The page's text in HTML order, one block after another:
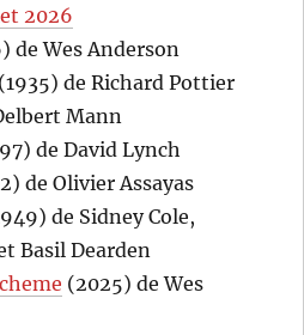
2026
de Wes Anderson
(1935) de Richard Pottier
Mann
de David Lynch
de Olivier Assayas
de Sidney Cole,
Basil Dearden
(2025) de Wes